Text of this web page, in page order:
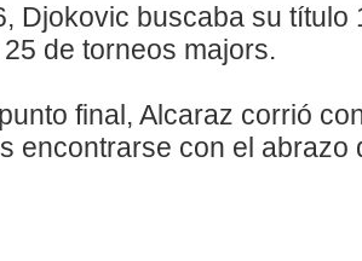
Djokovic buscaba su título
de torneos majors.
final, Alcaraz corrió
encontrarse con el abrazo